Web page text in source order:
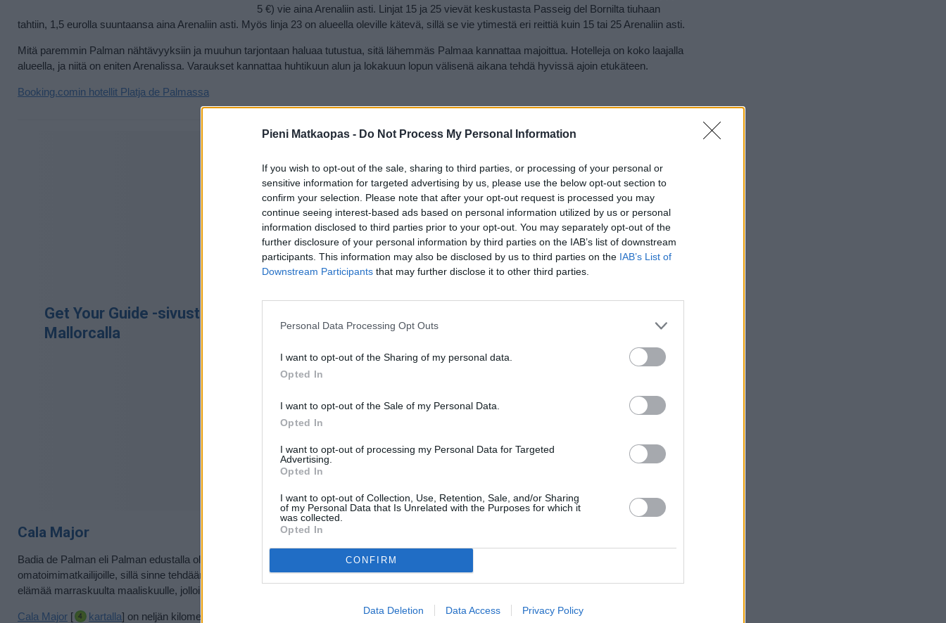
Pieni Matkaopas - Do Not Process My Personal Information
If you wish to opt-out of the sale, sharing to third parties, or processing of your personal or
sensitive information for targeted advertising by us, please use the below opt-out section to
confirm your selection. Please note that after your opt-out request is processed you may
continue seeing interest-based ads based on personal information utilized by us or personal
information disclosed to third parties prior to your opt-out. You may separately opt-out of the
further disclosure of your personal information by third parties on the IAB’s list of downstream
participants. This information may also be disclosed by us to third parties on the IAB’s List of
Downstream Participants that may further disclose it to other third parties.
Personal Data Processing Opt Outs
I want to opt-out of the Sharing of my personal data.
Opted In
I want to opt-out of the Sale of my Personal Data.
Opted In
I want to opt-out of processing my Personal Data for Targeted
Advertising.
Opted In
I want to opt-out of Collection, Use, Retention, Sale, and/or Sharing
of my Personal Data that Is Unrelated with the Purposes for which it
was collected.
Opted In
CONFIRM
Data Deletion Data Access Privacy Policy
5 €) vie aina Arenaliin asti. Linjat 15 ja 25 vievät keskustasta Passeig del Bornilta tiuhaan
tahtiin, 1,5 eurolla suuntaansa aina Arenaliin asti. Myös linja 23 on alueella oleville kätevä, sillä se vie ytimestä eri reittiä kuin 15 tai 25 Arenaliin asti.
Mitä paremmin Palman nähtävyyksiin ja muuhun tarjontaan haluaa tutustua, sitä lähemmäs Palmaa kannattaa majoittua. Hotelleja on koko laajalla
alueella, ja niitä on eniten Arenalissa. Varaukset kannattaa huhtikuun alun ja lokakuun lopun välisenä aikana tehdä hyvissä ajoin etukäteen.
Booking.comin hotellit Platja de Palmassa
Get Your Guide -sivustolta voit hankkia liput paikkoihin ja ajanvietteisiin Palma de
Mallorcalla
Cala Major
Badia de Palman eli Palman edustalla olevan lahden länsipuolella keskustaa lähin rantalomapaikka on Cala Major. Se on melko hyvä lomakohde
omatoimimatkailijoille, sillä sinne tehdään vähemmän pakettimatkoja kuin siitä eteenpäin oleville lomapaikoille. Se on myös paikka, jossa on
elämää marraskuulta maaliskuulle, jolloin Palmanova, Magaluf ja Santa Ponça ovat kuin aavekaupunkeja.
Cala Major [ kartalla] on neljän kilometrin päässä Palman keskustasta, ja se on varsin lyhyen matkan päässä läntisen Palman pitkästä